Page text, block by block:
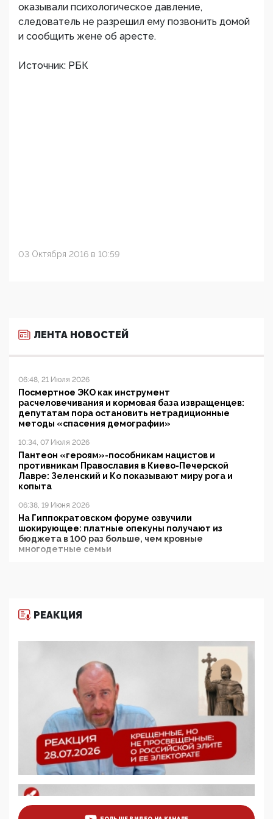
оказывали психологическое давление,
следователь не разрешил ему позвонить домой
и сообщить жене об аресте.
Источник: РБК
03 Октября 2016 в 10:59
ЛЕНТА НОВОСТЕЙ
06:48, 21 Июля 2026
Посмертное ЭКО как инструмент
расчеловечивания и кормовая база извращенцев:
депутатам пора остановить нетрадиционные
методы «спасения демографии»
10:34, 07 Июля 2026
Пантеон «героям»-пособникам нацистов и
противникам Православия в Киево-Печерской
Лавре: Зеленский и Ко показывают миру рога и
копыта
06:38, 19 Июня 2026
На Гиппократовском форуме озвучили
шокирующее: платные опекуны получают из
бюджета в 100 раз больше, чем кровные
многодетные семьи
11:53, 09 Июня 2026
деятельность ИИТО ЮНЕСКО в России, но
цифроглобалисты продолжают определять
повестку в образовании
09:43, 01 Июня 2026
5G за счет здоровья граждан: Минцифры намерено
отобрать у регионов и муниципалитетов право
защищать жилые дома и социальные объекты от
05:58, 26 Мая 2026
Роскомнадзор освободили от борца с
деструктивным и опасным контентом
07:39, 25 Мая 2026
ценностей: «Новые люди» поднимают электорат
РЕАКЦИЯ